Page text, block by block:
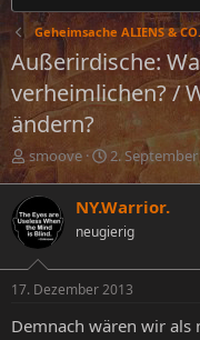
Geheimsache ALIENS & CO.
Außerirdische:
verheimlichen? /
ändern?
E
r
s
t
e
l
l
e
smoove
E
t
e
l
t
m
2.
NY.Warrior.
neugierig
17. Dezember 2013
Demnach wären wir als